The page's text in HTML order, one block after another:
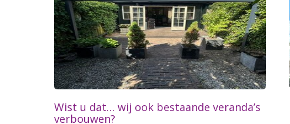
Wist u dat… wij ook bestaande veranda’s
verbouwen?